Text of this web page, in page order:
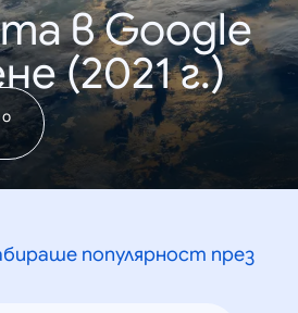
в Google
(2021 г.)
популярност през